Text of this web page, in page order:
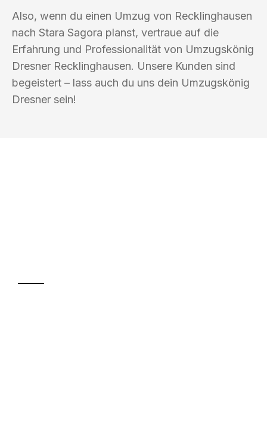
Also, wenn du einen Umzug von Recklinghausen
nach Stara Sagora planst, vertraue auf die
Erfahrung und Professionalität von Umzugskönig
Dresner Recklinghausen. Unsere Kunden sind
begeistert – lass auch du uns dein Umzugskönig
Dresner sein!